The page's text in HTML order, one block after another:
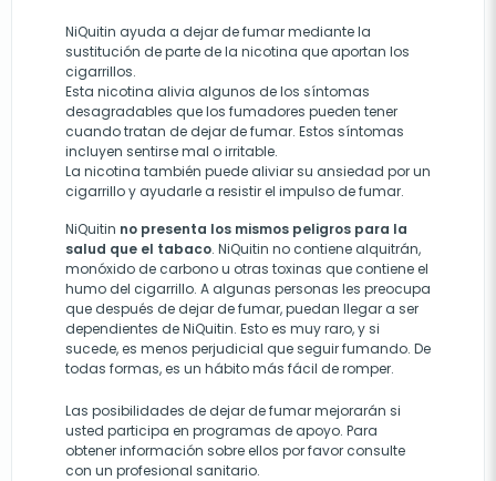
NiQuitin ayuda a dejar de fumar mediante la
sustitución de parte de la nicotina que aportan los
cigarrillos.
Esta nicotina alivia algunos de los síntomas
desagradables que los fumadores pueden tener
cuando tratan de dejar de fumar. Estos síntomas
incluyen sentirse mal o irritable.
La nicotina también puede aliviar su ansiedad por un
cigarrillo y ayudarle a resistir el impulso de fumar.
NiQuitin no presenta los mismos peligros para la
salud que el tabaco. NiQuitin no contiene alquitrán,
monóxido de carbono u otras toxinas que contiene el
humo del cigarrillo. A algunas personas les preocupa
que después de dejar de fumar, puedan llegar a ser
dependientes de NiQuitin. Esto es muy raro, y si
sucede, es menos perjudicial que seguir fumando. De
todas formas, es un hábito más fácil de romper.
Las posibilidades de dejar de fumar mejorarán si
usted participa en programas de apoyo. Para
obtener información sobre ellos por favor consulte
con un profesional sanitario.